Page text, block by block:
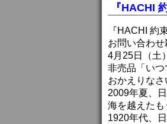
『HACHI
『HACHI 約
お問い合わせ
4月25日（土
非売品「いつ
おかえりなさ
2009年夏、
海を越えた
1920年代、